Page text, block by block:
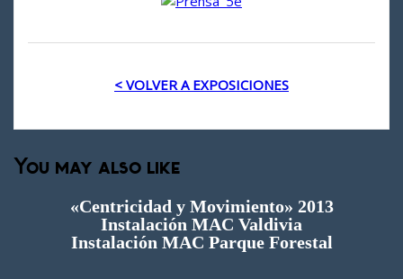
< VOLVER A EXPOSICIONES
You may also like
«Centricidad y Movimiento» 2013
Instalación MAC Valdivia
Instalación MAC Parque Forestal